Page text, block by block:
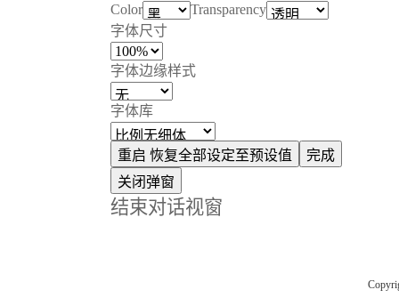
Color
Transparency
字体尺寸
字体边缘样式
字体库
重启 恢复全部设定至预设值
完成
关闭弹窗
结束对话视窗